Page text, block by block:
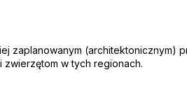
zaplanowanym (architektonicznym)
zwierzętom w tych regionach.